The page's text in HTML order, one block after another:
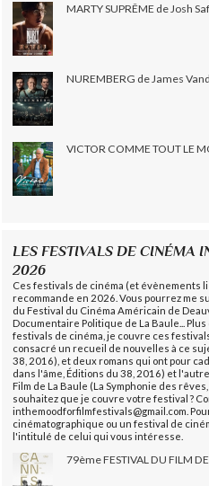
MARTY SUPRÊME de Josh
NUREMBERG de James
VICTOR COMME TOUT LE
LES FESTIVALS DE CINÉMA
2026
Ces festivals de cinéma (et évènements
recommande en 2026. Vous pourrez me
du Festival du Cinéma Américain de
Documentaire Politique de La Baule...
festivals de cinéma, je couvre ces
consacré un recueil de nouvelles à ce
38, 2016), et deux romans qui ont pour
dans l'âme, Éditions du 38, 2016) et
Film de La Baule (La Symphonie des
souhaitez que je couvre votre festival ?
inthemoodforfilmfestivals@gmail.com.
cinématographique ou un festival de
l'intitulé de celui qui vous intéresse.
79ème FESTIVAL DU FILM